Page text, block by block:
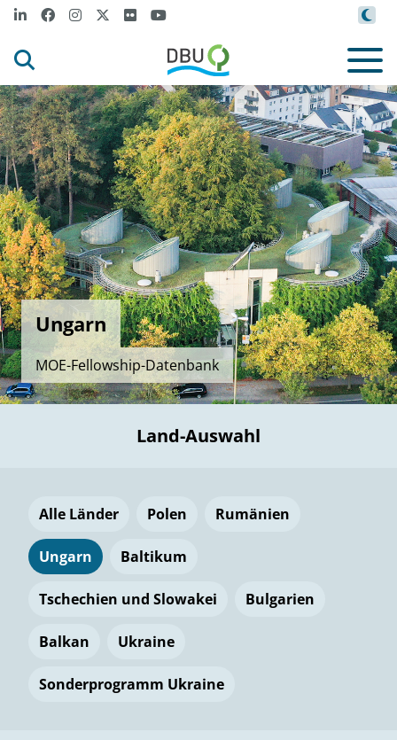
Ungarn
MOE-Fellowship-Datenbank
Land-Auswahl
Alle Länder Polen Rumänien
Ungarn Baltikum
Tschechien und Slowakei Bulgarien
Balkan Ukraine
Sonderprogramm Ukraine